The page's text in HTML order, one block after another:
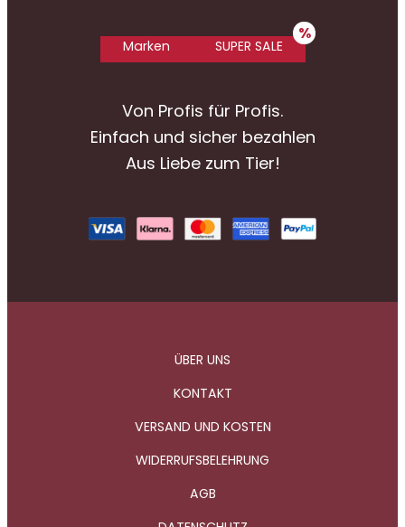
Marken SUPER SALE
Von Profis für Profis.
Einfach und sicher bezahlen
Aus Liebe zum Tier!
ÜBER UNS
KONTAKT
VERSAND UND KOSTEN
WIDERRUFSBELEHRUNG
AGB